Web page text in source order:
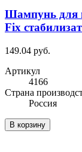
Шампунь для
Fix
149.04 руб.
Артикул
4166
Cтрана
Россия
В корзину